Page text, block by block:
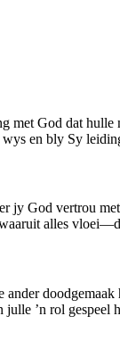
God dat
en bly Sy
jy God vertrou
alles
’n rol